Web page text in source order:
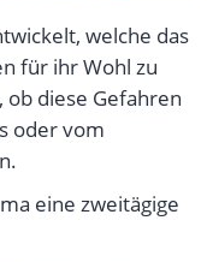
welche das
für ihr Wohl zu
diese Gefahren
oder vom
eine zweitägige